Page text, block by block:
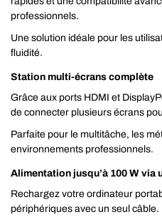
professionnels.
Une solution idéale pour les
fluidité.
Station multi-écrans complète
Grâce aux ports HDMI et
de connecter plusieurs écrans
Parfaite pour le multitâche, les
environnements professionnels.
Alimentation jusqu’à 100 W via
Rechargez votre ordinateur
périphériques avec un seul câble.